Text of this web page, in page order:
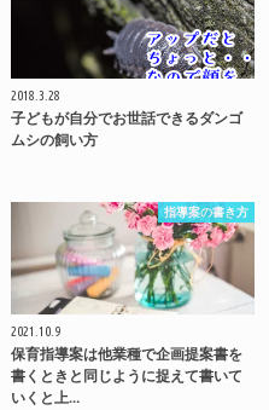
2018.3.28
子どもが自分でお世話できるダンゴ
ムシの飼い方
指導案の書き方
2021.10.9
保育指導案は他業種で企画提案書を
書くときと同じように捉えて書いて
いくと上…